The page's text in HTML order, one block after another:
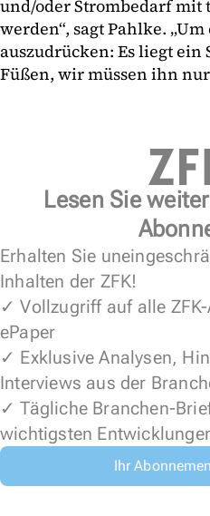
und/oder Strombedarf mit
werden“, sagt Pahlke.
auszudrücken: Es liegt ein
Füßen, wir müssen ihn
Lesen Sie
Erhalten Sie
Inhalten der ZFK!
✓ Vollzugriff auf alle
ePaper
✓ Exklusive Analysen,
Interviews aus der
✓ Tägliche Branchen-
wichtigsten
Ihr